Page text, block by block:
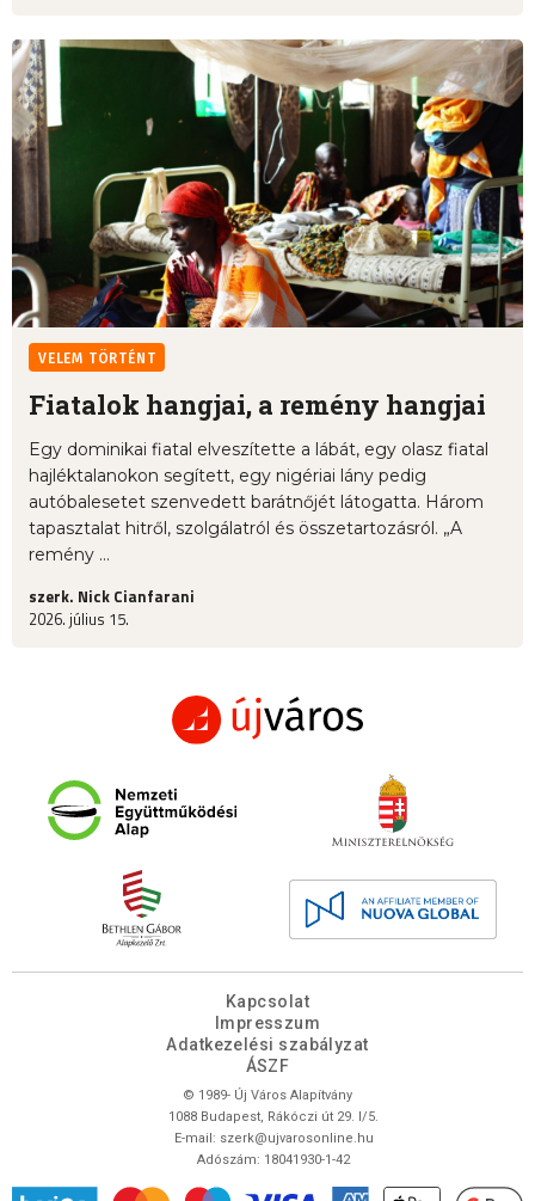
VELEM TÖRTÉNT
Fiatalok hangjai, a remény hangjai
Egy dominikai fiatal elveszítette a lábát, egy olasz fiatal
hajléktalanokon segített, egy nigériai lány pedig
autóbalesetet szenvedett barátnőjét látogatta. Három
tapasztalat hitről, szolgálatról és összetartozásról. „A
remény ...
szerk. Nick Cianfarani
2026. július 15.
Kapcsolat
Impresszum
Adatkezelési szabályzat
ÁSZF
© 1989- Új Város Alapítvány
1088 Budapest, Rákóczi út 29. I/5.
E-mail: szerk@ujvarosonline.hu
Adószám: 18041930-1-42